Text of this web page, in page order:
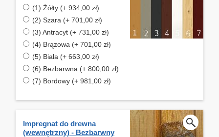
(1) Żółty (+ 934,00 zł)
(2) Szara (+ 701,00 zł)
(3) Antracyt (+ 731,00 zł)
(4) Brązowa (+ 701,00 zł)
(5) Biała (+ 663,00 zł)
(6) Bezbarwna (+ 800,00 zł)
(7) Bordowy (+ 981,00 zł)
Impregnat do drewna
(wewnętrzny) - Bezbarwny